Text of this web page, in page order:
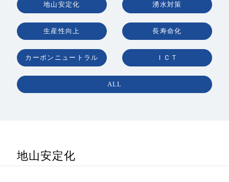
地山安定化 湧水対策
生産性向上 長寿命化
カーボンニュートラル ＩＣＴ
ALL
地山安定化